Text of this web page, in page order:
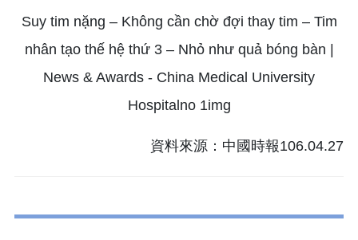
資料來源：中國時報106.04.27